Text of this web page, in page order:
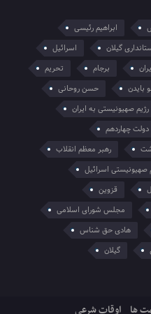
ابراهیم رئیسی
گیلان
اسرائیل
برجام
تحریم
بایدن
حسن روحانی
صهیونیستی به ایران
دولت چهاردهم
رهبر معظم انقلاب
صهیونیستی اسرائیل
قزوین
مجلس شورای اسلامی
هادی حق شناس
گیلان
ها اوقات شرعی